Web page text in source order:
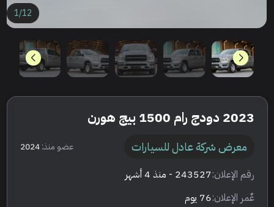
1/12
2023 دودج رام 1500 بيج هورن
معرض شركة عادل للسيارات عضو منذ:2024
رقم الإعلان:243527 - منذ 4 أشهر
عٌمر الإعلان:76 يوم